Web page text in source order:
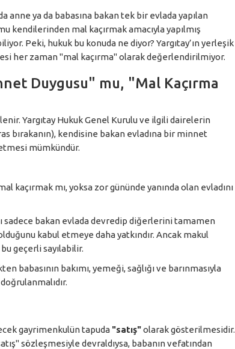
anne ya da babasına bakan tek bir evlada yapılan
kendilerinden mal kaçırmak amacıyla yapılmış
Peki, hukuk bu konuda ne diyor? Yargıtay’ın yerleşik
her zaman "mal kaçırma" olarak değerlendirilmiyor.
Duygusu" mu, "Mal Kaçırma
Yargıtay Hukuk Genel Kurulu ve ilgili dairelerin
bırakanın), kendisine bakan evladına bir minnet
mümkündür.
kaçırmak mı, yoksa zor gününde yanında olan evladını
sadece bakan evlada devredip diğerlerini tamamen
kabul etmeye daha yatkındır. Ancak makul
geçerli sayılabilir.
babasının bakımı, yemeği, sağlığı ve barınmasıyla
gayrimenkulün tapuda "satış"olarak gösterilmesidir.
sözleşmesiyle devraldıysa, babanın vefatından